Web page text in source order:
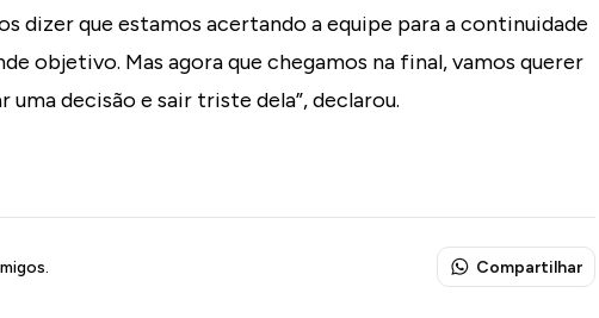
dizer que estamos acertando a equipe para a continuidade
objetivo. Mas agora que chegamos na final, vamos querer
uma decisão e sair triste dela”, declarou.
Compartilhar